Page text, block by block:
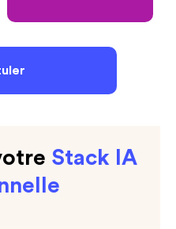
Stack IA